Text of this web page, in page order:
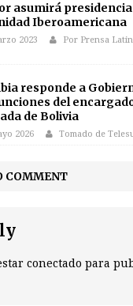
asumirá presidencia
Iberoamericana
2023 Por Prensa
responde a
del
de Bolivia
2026 Tomado de
COMMENT
conectado para